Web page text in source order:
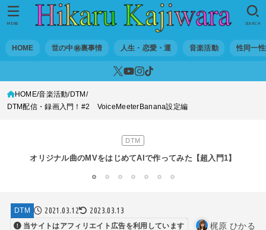
HOME 世の中㊙裏事情 人生・恋愛・運 音楽活動 性同一
SEARCH
MENU
HOME 音楽活動 DTM
DTM配信・録画入門！#2 VoiceMeeterBanana設定編
DTM
オリジナル曲のMVをはじめてAIで作ってみた【超入門1】
性同一性障害
性同一性障害
DTM 2021.03.12 2023.03.13
当サイトはアフィリエイト広告を利用しています 梶原 ひかる